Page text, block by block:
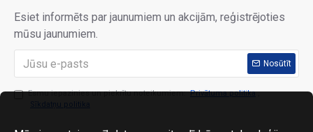
Esiet informēts par jaunumiem un akcijām, reģistrējoties
mūsu jaunumiem.
Nosūtīt
Esmu iepazinies un piekrītu noteikumiem: Privātuma politika ,
Sīkdatņu politika